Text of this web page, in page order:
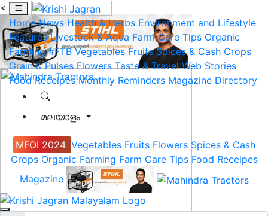
<
Home News Health & Herbs Environment and Lifestyle
Features Livestock & Aqua Farm Care Tips Organic
Farming #FTB Vegetables Fruits Spices & Cash Crops
Grain & Pulses Flowers Taste & Travel Web Stories
Food Receipes Monthly Reminders Magazine Directory
മലയാളം
MFOI 2024 Vegetables Fruits Flowers Spices & Cash
Crops Organic Farming Farm Care Tips Food Receipes
Magazine